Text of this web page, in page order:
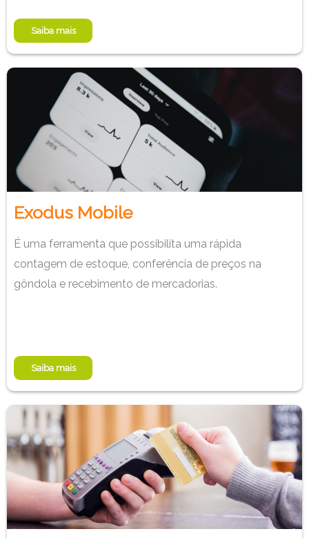
Saiba mais
Exodus Mobile
É uma ferramenta que possibilita uma rápida
contagem de estoque, conferência de preços na
gôndola e recebimento de mercadorias.
Saiba mais